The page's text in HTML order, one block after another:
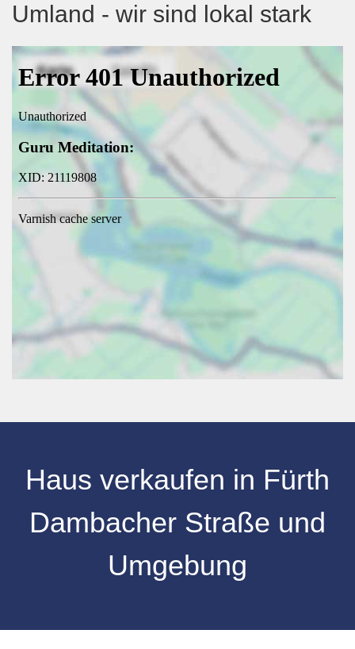
Umland - wir sind lokal stark
Haus verkaufen in Fürth
Dambacher Straße und
Umgebung